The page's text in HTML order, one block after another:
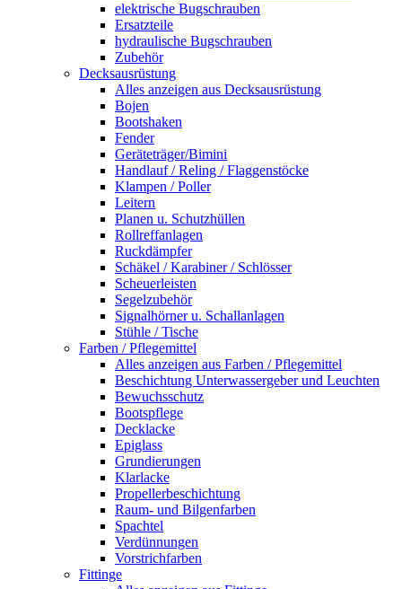
elektrische Bugschrauben
Ersatzteile
hydraulische Bugschrauben
Zubehör
Decksausrüstung
Alles anzeigen aus Decksausrüstung
Bojen
Bootshaken
Fender
Geräteträger/Bimini
Handlauf / Reling / Flaggenstöcke
Klampen / Poller
Leitern
Planen u. Schutzhüllen
Rollreffanlagen
Ruckdämpfer
Schäkel / Karabiner / Schlösser
Scheuerleisten
Segelzubehör
Signalhörner u. Schallanlagen
Stühle / Tische
Farben / Pflegemittel
Alles anzeigen aus Farben / Pflegemittel
Beschichtung Unterwassergeber und Leuchten
Bewuchsschutz
Bootspflege
Decklacke
Epiglass
Grundierungen
Klarlacke
Propellerbeschichtung
Raum- und Bilgenfarben
Spachtel
Verdünnungen
Vorstrichfarben
Fittinge